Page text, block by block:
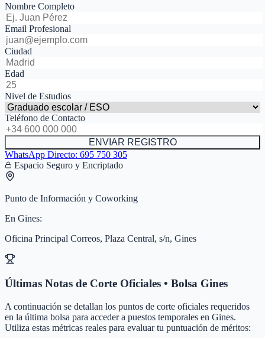
Nombre Completo
Email Profesional
Ciudad
Edad
Nivel de Estudios
Teléfono de Contacto
ENVIAR REGISTRO
WhatsApp Directo: 695 750 305
Espacio Seguro y Encriptado
Punto de Información y Coworking
En Gines:
Oficina Principal Correos, Plaza Central, s/n, Gines
Últimas Notas de Corte Oficiales • Bolsa Gines
A continuación se detallan los puntos de corte oficiales requeridos
en la última bolsa para acceder a puestos temporales en Gines.
Utiliza estas métricas reales para evaluar tu puntuación de méritos: